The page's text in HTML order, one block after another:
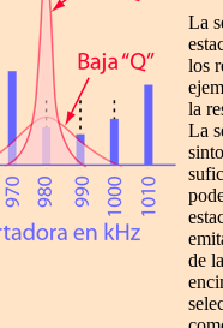
La
los
la
La
de